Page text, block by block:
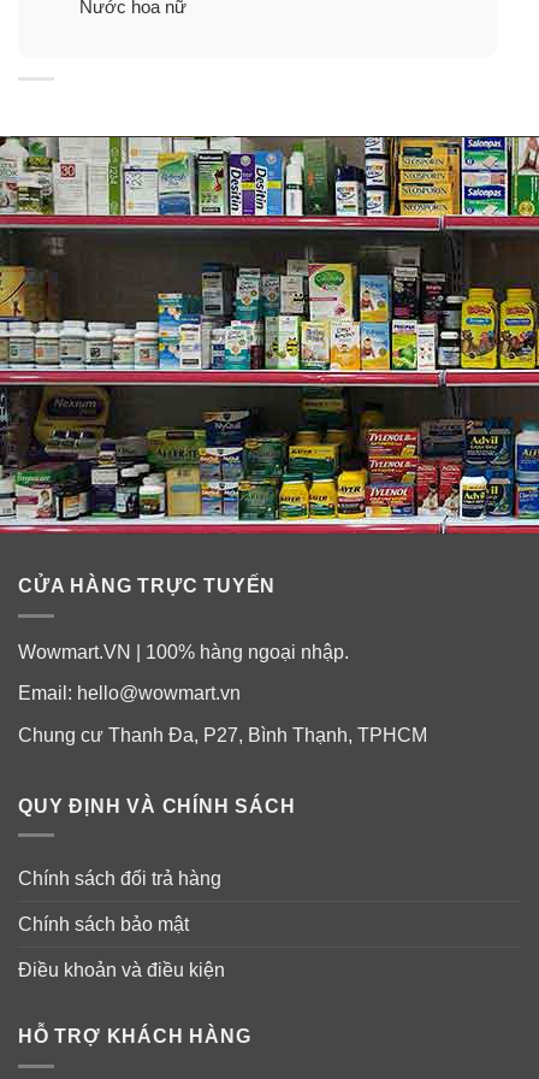
tuyết tùng, đi cùng xạ hương vừa mềm vừa
ấm.
Mùi hương đặc trưng
✓Hương đầu: Chanh vàng, cam mandarin,
cam, tinh dầu hoa cam, aldehyde, cam
bergamot, chanh xanh
✓ Hương giữa: Hoa hồng, hoa lài. Ngọc lan
tây
✓ Hương cuối: tuyết tùng, Xạ hương trắng, cỏ
Nước hoa nữ
CỬA HÀNG TRỰC TUYẾN
Wowmart.VN | 100% hàng ngoại nhập.
Email: hello@wowmart.vn
Chung cư Thanh Đa, P27, Bình Thạnh, TPHCM
QUY ĐỊNH VÀ CHÍNH SÁCH
Chính sách đổi trả hàng
Chính sách bảo mật
Điều khoản và điều kiện
HỖ TRỢ KHÁCH HÀNG